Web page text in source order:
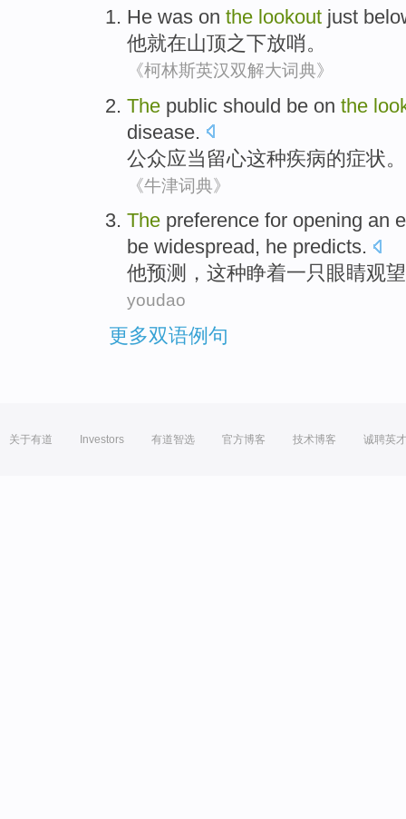
He was on the lookout just
他就在山顶之下放哨。
《柯林斯英汉双解大词典》
The public should be on the
disease.
公众应当留心这种疾病的症状。
《牛津词典》
The preference for opening an
be widespread , he predicts.
他预测 ，这种睁着一只 眼睛观望
youdao
更多双语例句
关于有道 Investors 有道智选 官方博客 技术博客 诚聘英才